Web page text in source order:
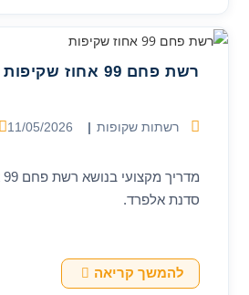
רשת פחם 99 אחוז שקיפות
קטגוריה:
רשתות שקופות פורסם:
11/05/2026
סדנת אלפרד.
להמשך קריאהרשת
פחם